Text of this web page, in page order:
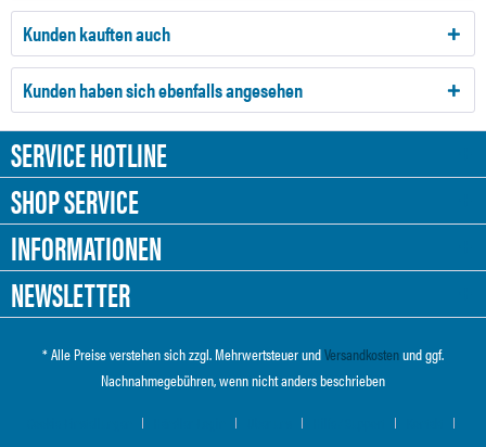
Kunden kauften auch
Kunden haben sich ebenfalls angesehen
SERVICE HOTLINE
SHOP SERVICE
INFORMATIONEN
NEWSLETTER
* Alle Preise verstehen sich zzgl. Mehrwertsteuer undVersandkostenund ggf.
Nachnahmegebühren, wenn nicht anders beschrieben